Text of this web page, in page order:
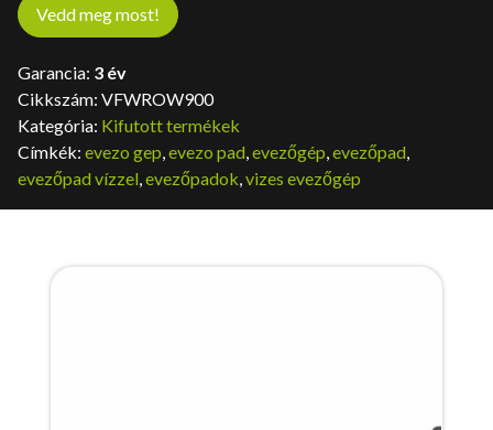
Vedd meg most!
Garancia: 3 év
Cikkszám: VFWROW900
Kategória: Kifutott termékek
Címkék: evezo gep,evezo pad,evezőgép,evezőpad,
evezőpad vízzel,evezőpadok,vizes evezőgép